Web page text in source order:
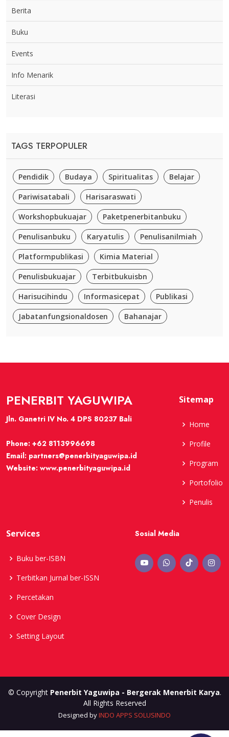
Berita
Buku
Events
Info Menarik
Literasi
TAGS TERPOPULER
Pendidik Budaya Spiritualitas Belajar
Pariwisatabali Harisaraswati
Workshopbukuajar Paketpenerbitanbuku
Penulisanbuku Karyatulis Penulisanilmiah
Platformpublikasi Kimia Material
Penulisbukuajar Terbitbukuisbn
Harisucihindu Informasicepat Publikasi
Jabatanfungsionaldosen Bahanajar
PENERBIT YAGUWIPA
Jln. Ganetri IV No. 4 DPS 80237 Bali
Phone: +62 8113996698
Email: partners@penerbityaguwipa.id
Website: www.penerbityaguwipa.id
Sitemap
Home
Profile
Program
Portofolio
Penulis
Services
Buku ber-ISBN
Terbitkan Jurnal ber-ISSN
Percetakan
Cover Design
Setting Layout
Sosial Media
© Copyright Penerbit Yaguwipa - Bergerak Menerbit Karya.
All Rights Reserved
Designed byINDO APPS SOLUSINDO